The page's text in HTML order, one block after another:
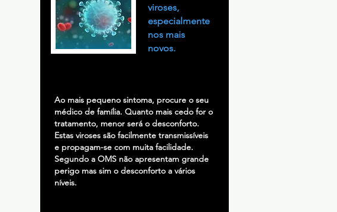
viroses,
especialmente
nos mais
novos.
Ao mais pequeno sintoma, procure o seu
médico de família. Quanto mais cedo for o
tratamento, menor será o desconforto.
Estas viroses são facilmente transmissíveis
e propagam-se com muita facilidade.
Segundo a OMS não apresentam grande
perigo mas sim o desconforto a vários
níveis.